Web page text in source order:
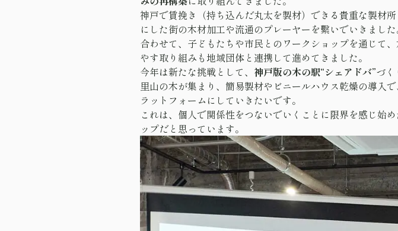
神戸で賃挽き（持ち込んだ丸太を製材）できる貴重な製材
にした街の木材加工や流通のプレーヤーを繫いでいきました
合わせて、子どもたちや市民とのワークショップを通じて
やす取り組みも地域団体と連携して進めてきました。
今年は新たな挑戦として、 神戸版の木の駅“シェアドバ”づく
里山の木が集まり、簡易製材やビニールハウス乾燥の導入
ラットフォームにしていきたいです。
これは、個人で関係性をつないでいくことに限界を感じ始
ップだと思っています。